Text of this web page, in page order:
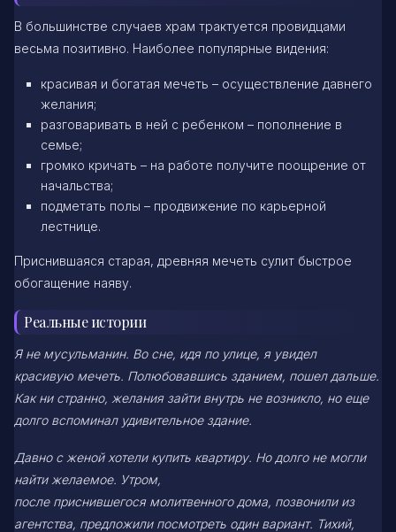
В большинстве случаев храм трактуется провидцами
весьма позитивно. Наиболее популярные видения:
красивая и богатая мечеть – осуществление давнего
желания;
разговаривать в ней с ребенком – пополнение в
семье;
громко кричать – на работе получите поощрение от
начальства;
подметать полы – продвижение по карьерной
лестнице.
Приснившаяся старая, древняя мечеть сулит быстрое
обогащение наяву.
Реальные истории
Я не мусульманин. Во сне, идя по улице, я увидел
красивую мечеть. Полюбовавшись зданием, пошел дальше.
Как ни странно, желания зайти внутрь не возникло, но еще
долго вспоминал удивительное здание.
Давно с женой хотели купить квартиру. Но долго не могли
найти желаемое. Утром,
после приснившегося молитвенного дома, позвонили из
агентства, предложили посмотреть один вариант. Тихий,